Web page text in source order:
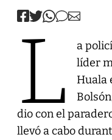
L
a
líder
Huala
dio con el
llevó a cabo